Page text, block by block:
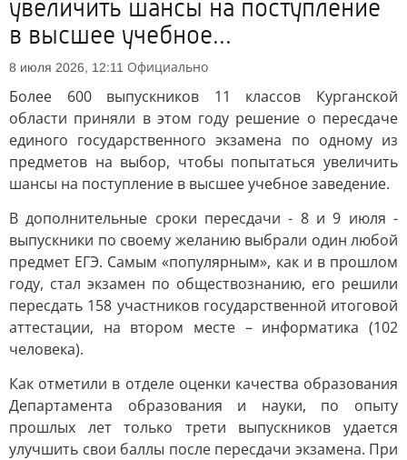
увеличить шансы на поступление
в высшее учебное...
8 июля 2026, 12:11 Официально
Более 600 выпускников 11 классов Курганской
области приняли в этом году решение о пересдаче
единого государственного экзамена по одному из
предметов на выбор, чтобы попытаться увеличить
шансы на поступление в высшее учебное заведение.
В дополнительные сроки пересдачи - 8 и 9 июля -
выпускники по своему желанию выбрали один любой
предмет ЕГЭ. Самым «популярным», как и в прошлом
году, стал экзамен по обществознанию, его решили
пересдать 158 участников государственной итоговой
аттестации, на втором месте – информатика (102
человека).
Как отметили в отделе оценки качества образования
Департамента образования и науки, по опыту
прошлых лет только трети выпускников удается
улучшить свои баллы после пересдачи экзамена. При